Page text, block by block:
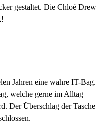
gestaltet. Die Chloé Drew
Jahren eine wahre IT-Bag.
welche gerne im Alltag
Der Überschlag der Tasche